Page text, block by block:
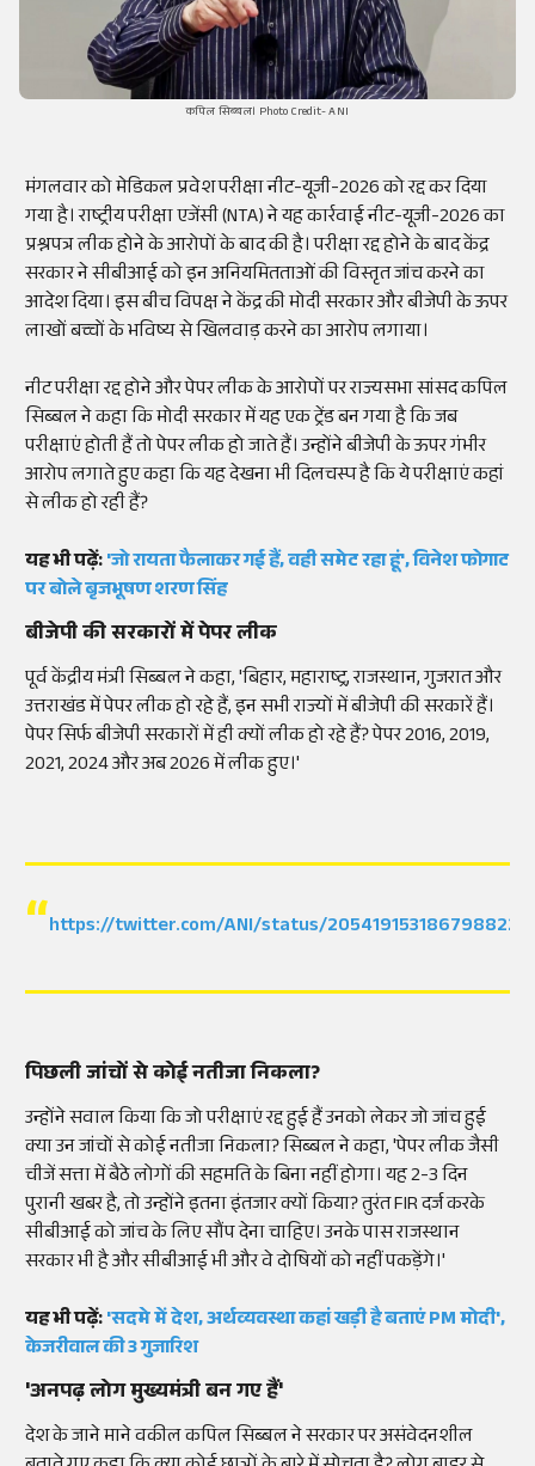
कपिल सिब्बल। Photo Credit- ANI
मंगलवार को मेडिकल प्रवेश परीक्षा नीट-यूजी-2026 को रद्द कर दिया
गया है। राष्ट्रीय परीक्षा एजेंसी (NTA) ने यह कार्रवाई नीट-यूजी-2026 का
प्रश्नपत्र लीक होने के आरोपों के बाद की है। परीक्षा रद्द होने के बाद केंद्र
सरकार ने सीबीआई को इन अनियमितताओं की विस्तृत जांच करने का
आदेश दिया। इस बीच विपक्ष ने केंद्र की मोदी सरकार और बीजेपी के ऊपर
लाखों बच्चों के भविष्य से खिलवाड़ करने का आरोप लगाया।
नीट परीक्षा रद्द होने और पेपर लीक के आरोपों पर राज्यसभा सांसद कपिल
सिब्बल ने कहा कि मोदी सरकार में यह एक ट्रेंड बन गया है कि जब
परीक्षाएं होती हैं तो पेपर लीक हो जाते हैं। उन्होंने बीजेपी के ऊपर गंभीर
आरोप लगाते हुए कहा कि यह देखना भी दिलचस्प है कि ये परीक्षाएं कहां
से लीक हो रही हैं?
यह भी पढ़ें:'जो रायता फैलाकर गई हैं, वही समेट रहा हूं', विनेश फोगाट
पर बोले बृजभूषण शरण सिंह
बीजेपी की सरकारों में पेपर लीक
पूर्व केंद्रीय मंत्री सिब्बल ने कहा, 'बिहार, महाराष्ट्र, राजस्थान, गुजरात और
उत्तराखंड में पेपर लीक हो रहे हैं, इन सभी राज्यों में बीजेपी की सरकारें हैं।
पेपर सिर्फ बीजेपी सरकारों में ही क्यों लीक हो रहे हैं? पेपर 2016, 2019,
2021, 2024 और अब 2026 में लीक हुए।'
https://twitter.com/ANI/status/2054191531867988229
पिछली जांचों से कोई नतीजा निकला?
उन्होंने सवाल किया कि जो परीक्षाएं रद्द हुई हैं उनको लेकर जो जांच हुई
क्या उन जांचों से कोई नतीजा निकला? सिब्बल ने कहा, 'पेपर लीक जैसी
चीजें सत्ता में बैठे लोगों की सहमति के बिना नहीं होगा। यह 2-3 दिन
पुरानी खबर है, तो उन्होंने इतना इंतजार क्यों किया? तुरंत FIR दर्ज करके
सीबीआई को जांच के लिए सौंप देना चाहिए। उनके पास राजस्थान
सरकार भी है और सीबीआई भी और वे दोषियों को नहीं पकड़ेंगे।'
यह भी पढ़ें:'सदमे में देश, अर्थव्यवस्था कहां खड़ी है बताएं PM मोदी',
केजरीवाल की 3 गुजारिश
'अनपढ़ लोग मुख्यमंत्री बन गए हैं'
देश के जाने माने वकील कपिल सिब्बल ने सरकार पर असंवेदनशील